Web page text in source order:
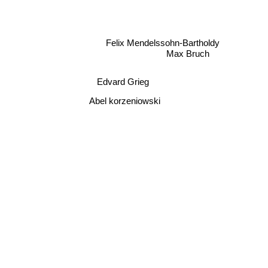
Felix Mendelssohn-Bartholdy
Edvard Grieg
Abel korzeniowski
Max Bruch